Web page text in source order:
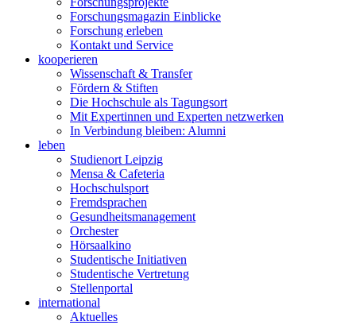
Forschungsmagazin Einblicke
Forschung erleben
Kontakt und Service
kooperieren
Wissenschaft & Transfer
Fördern & Stiften
Die Hochschule als Tagungsort
Mit Expertinnen und Experten netzwerken
In Verbindung bleiben: Alumni
leben
Studienort Leipzig
Mensa & Cafeteria
Hochschulsport
Fremdsprachen
Gesundheitsmanagement
Orchester
Hörsaalkino
Studentische Initiativen
Studentische Vertretung
Stellenportal
international
Aktuelles